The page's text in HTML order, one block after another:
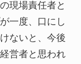
現場責任者と
一度、口にし
ないと、今後
営者と思われ